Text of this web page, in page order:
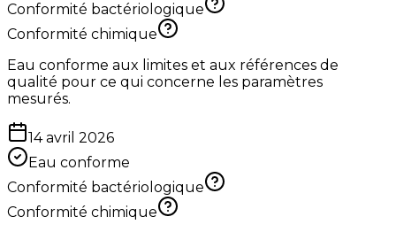
Conformité bactériologique
Conformité chimique
Eau conforme aux limites et aux références de
qualité pour ce qui concerne les paramètres
mesurés.
14 avril 2026
Eau conforme
Conformité bactériologique
Conformité chimique